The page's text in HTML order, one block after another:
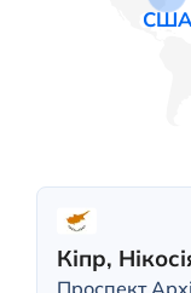
США
Кіпр,
Проспект